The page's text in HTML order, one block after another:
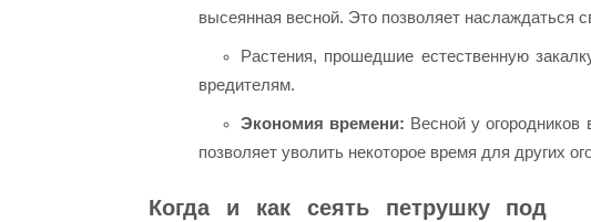
высеянная весной. Это позволяет наслаждаться
Растения, прошедшие естественную
вредителям.
Экономия времени: Весной у
позволяет уволить некоторое время для других
Когда и как сеять петрушку под